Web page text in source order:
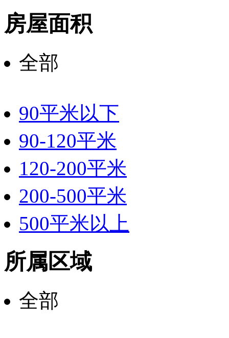
房屋面积
全部
90平米以下
90-120平米
120-200平米
200-500平米
500平米以上
所属区域
全部